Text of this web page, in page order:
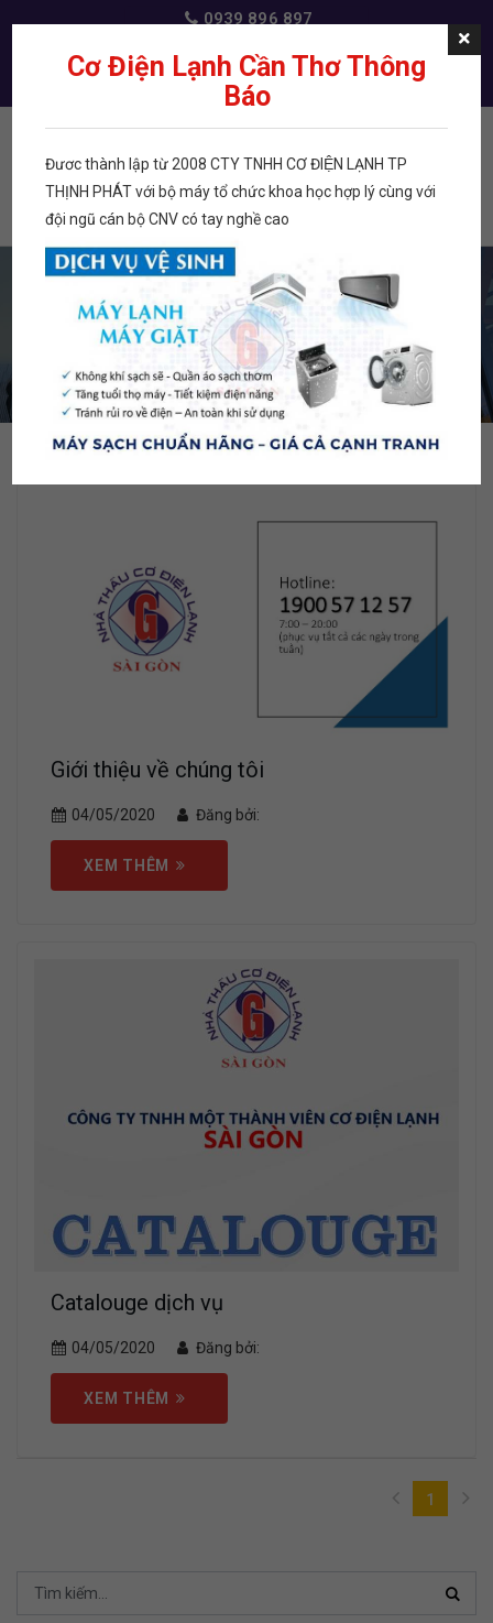
0939 896 897
Menu
TRANG CHỦ
GIỚI THIỆU
TRANG CHỦ GIỚI THIỆU
Giới thiệu về chúng tôi
04/05/2020 Đăng bởi:
XEM THÊM
Catalouge dịch vụ
04/05/2020 Đăng bởi:
XEM THÊM
1(current)
Cơ Điện Lạnh Cần Thơ Thông
Báo
Đươc thành lập từ 2008 CTY TNHH CƠ ĐIỆN LẠNH TP
THỊNH PHÁT với bộ máy tổ chức khoa học hợp lý cùng với
đội ngũ cán bộ CNV có tay nghề cao